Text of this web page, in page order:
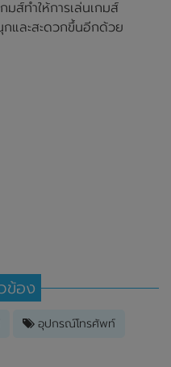
มส์ทำให้การเล่นเกมส์
กและสะดวกขึ้นอีกด้วย
ข้อง
อุปกรณ์โทรศัพท์